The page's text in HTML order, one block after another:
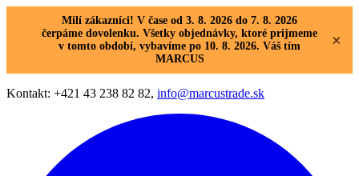
Milí zákazníci! V čase od 3. 8. 2026 do 7. 8. 2026
čerpáme dovolenku. Všetky objednávky, ktoré prijmeme
v tomto období, vybavíme po 10. 8. 2026. Váš tím
MARCUS
×
Kontakt: +421 43 238 82 82, info@marcustrade.sk